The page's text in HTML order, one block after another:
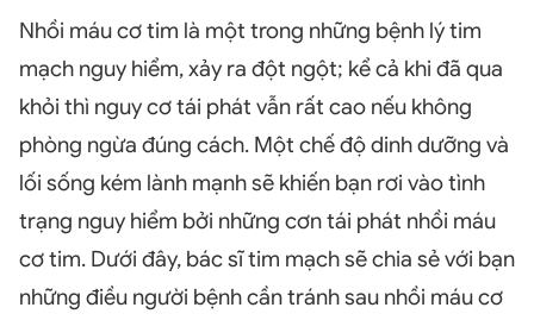
Nhồi máu cơ tim là một trong những bệnh lý tim
mạch nguy hiểm, xảy ra đột ngột; kể cả khi đã qua
khỏi thì nguy cơ tái phát vẫn rất cao nếu không
phòng ngừa đúng cách. Một chế độ dinh dưỡng và
lối sống kém lành mạnh sẽ khiến bạn rơi vào tình
trạng nguy hiểm bởi những cơn tái phát nhồi máu
cơ tim. Dưới đây, bác sĩ tim mạch sẽ chia sẻ với bạn
những điều người bệnh cần tránh sau nhồi máu cơ